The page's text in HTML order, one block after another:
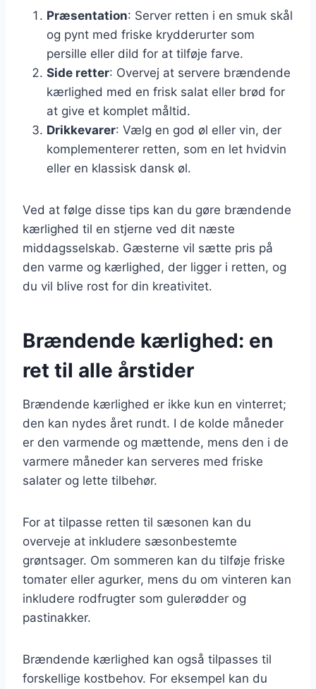
Præsentation: Server retten i en smuk skål
og pynt med friske krydderurter som
persille eller dild for at tilføje farve.
Side retter: Overvej at servere brændende
kærlighed med en frisk salat eller brød for
at give et komplet måltid.
Drikkevarer: Vælg en god øl eller vin, der
komplementerer retten, som en let hvidvin
eller en klassisk dansk øl.
Ved at følge disse tips kan du gøre brændende
kærlighed til en stjerne ved dit næste
middagsselskab. Gæsterne vil sætte pris på
den varme og kærlighed, der ligger i retten, og
du vil blive rost for din kreativitet.
Brændende kærlighed: en
ret til alle årstider
Brændende kærlighed er ikke kun en vinterret;
den kan nydes året rundt. I de kolde måneder
er den varmende og mættende, mens den i de
varmere måneder kan serveres med friske
salater og lette tilbehør.
For at tilpasse retten til sæsonen kan du
overveje at inkludere sæsonbestemte
grøntsager. Om sommeren kan du tilføje friske
tomater eller agurker, mens du om vinteren kan
inkludere rodfrugter som gulerødder og
pastinakker.
Brændende kærlighed kan også tilpasses til
forskellige kostbehov. For eksempel kan du